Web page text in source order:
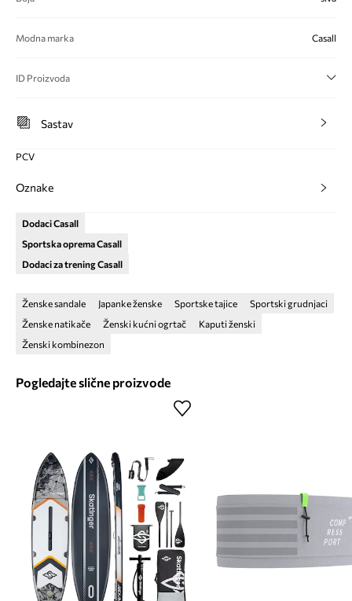
Modna marka Casall
ID Proizvoda
Sastav
PCV
Oznake
Dodaci Casall
Sportska oprema Casall
Dodaci za trening Casall
Ženske sandale Japanke ženske Sportske tajice
Sportski grudnjaci
Ženske natikače
Ženski kućni ogrtač
Kaputi ženski
Ženski kombinezon
Pogledajte slične proizvode